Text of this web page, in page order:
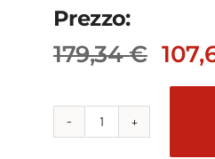
Prezzo:
179,34€
Il
originale
era:
Il
attuale
è:
Avvisatore